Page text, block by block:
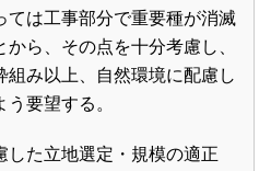
は工事部分で重要種が消滅
ら、その点を十分考慮し、
組み以上、自然環境に配慮し
要望する。
した立地選定・規模の適正